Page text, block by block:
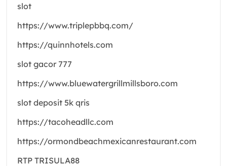
slot
https://www.triplepbbq.com/
https://quinnhotels.com
slot gacor 777
https://www.bluewatergrillmillsboro.com
slot deposit 5k qris
https://tacoheadllc.com
https://ormondbeachmexicanrestaurant.com
RTP TRISULA88